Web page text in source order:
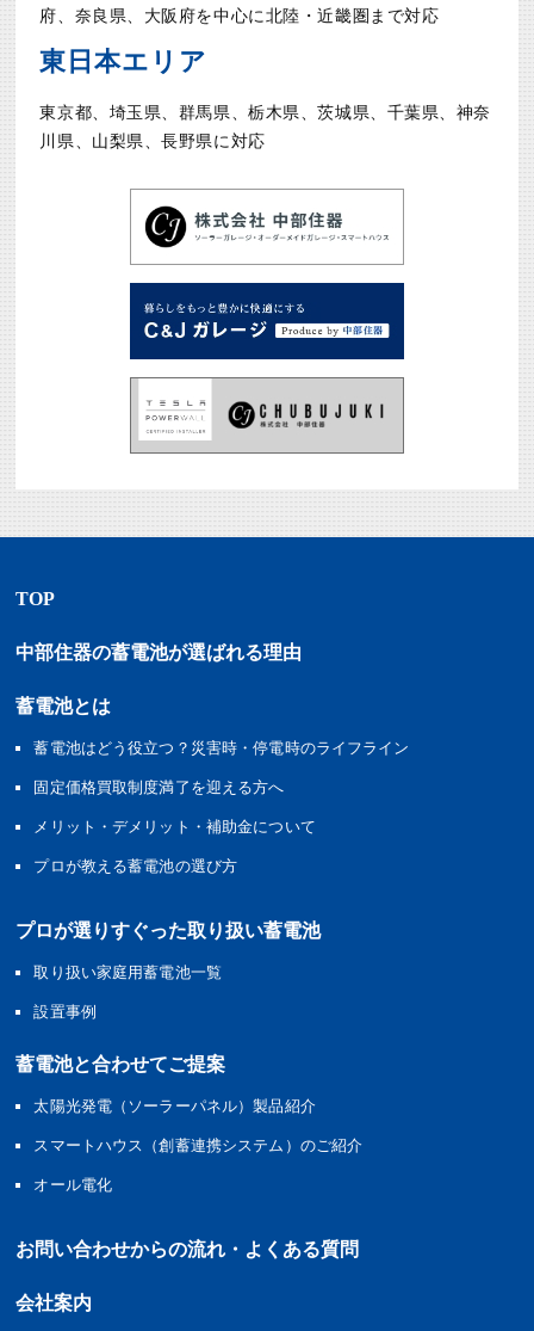
府、奈良県、大阪府を中心に北陸・近畿圏まで対応
東日本エリア
東京都、埼玉県、群馬県、栃木県、茨城県、千葉県、神奈
川県、山梨県、長野県に対応
TOP
中部住器の蓄電池が選ばれる理由
蓄電池とは
蓄電池はどう役立つ？災害時・停電時のライフライン
固定価格買取制度満了を迎える方へ
メリット・デメリット・補助金について
プロが教える蓄電池の選び方
プロが選りすぐった取り扱い蓄電池
取り扱い家庭用蓄電池一覧
設置事例
蓄電池と合わせてご提案
太陽光発電（ソーラーパネル）製品紹介
スマートハウス（創蓄連携システム）のご紹介
オール電化
お問い合わせからの流れ・よくある質問
会社案内